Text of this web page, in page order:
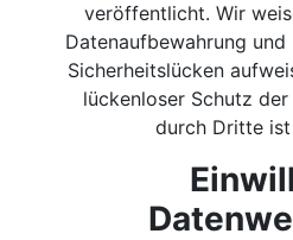
veröffentlicht. Wir
Datenaufbewahrung
Sicherheitslücken
lückenloser Schutz
durch Dritte